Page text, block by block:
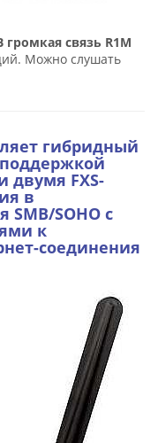
громкая связь R1M
Можно слушать
гибридный
поддержкой
двумя FXS-
в
SMB/SOHO с
к
соединения